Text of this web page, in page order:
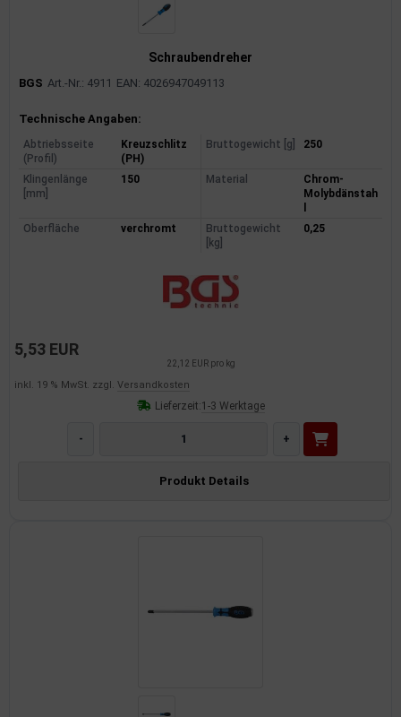
Schraubendreher
BGS Art.-Nr.: 4911 EAN: 4026947049113
Produktinformationen
Technische Angaben:
Abtriebsseite
(Profil)
Kreuzschlitz
(PH)
Bruttogewicht [g] 250
Klingenlänge
[mm]
150 Material
Chrom-
Molybdänstah
Oberfläche
verchromt
Bruttogewicht
[kg]
0,25
5,53 EUR
22,12 EUR pro kg
inkl. 19 % MwSt. zzgl. Versandkosten
Lieferzeit:1-3 Werktage
- +
Produkt Details